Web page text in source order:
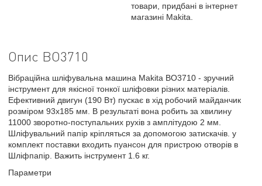
товари, придбані в інтернет
магазині Makita.
Опис BO3710
Вібраційна шліфувальна машина Makita BO3710 - зручний
інструмент для якісної тонкої шліфовки різних матеріалів.
Ефективний двигун (190 Вт) пускає в хід робочий майданчик
розміром 93х185 мм. В результаті вона робить за хвилину
11000 зворотно-поступальних рухів з амплітудою 2 мм.
Шліфувальний папір кріпляться за допомогою затискачів. у
комплект поставки входить пуансон для пристрою отворів в
Шліфпапір. Важить інструмент 1.6 кг.
Параметри